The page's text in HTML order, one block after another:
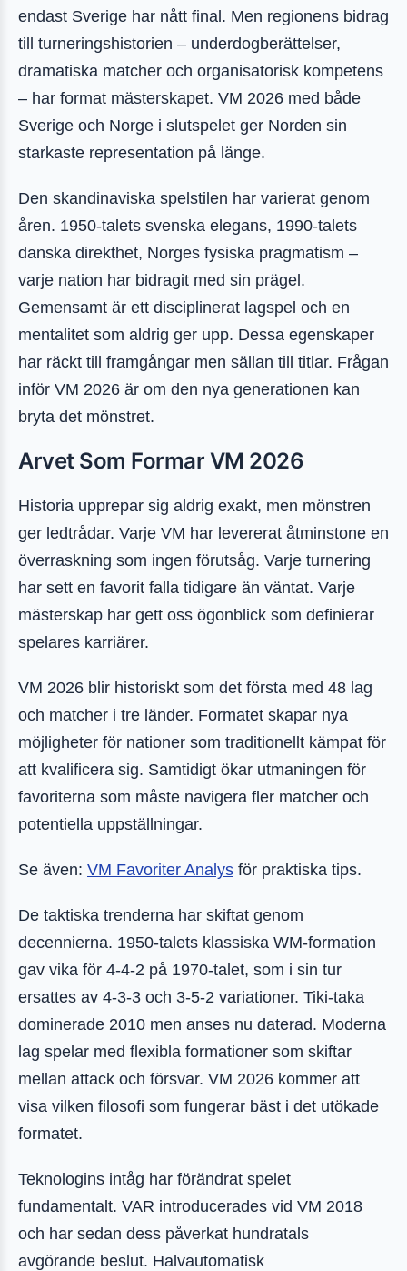
endast Sverige har nått final. Men regionens bidrag
till turneringshistorien – underdogberättelser,
dramatiska matcher och organisatorisk kompetens
– har format mästerskapet. VM 2026 med både
Sverige och Norge i slutspelet ger Norden sin
starkaste representation på länge.
Den skandinaviska spelstilen har varierat genom
åren. 1950-talets svenska elegans, 1990-talets
danska direkthet, Norges fysiska pragmatism –
varje nation har bidragit med sin prägel.
Gemensamt är ett disciplinerat lagspel och en
mentalitet som aldrig ger upp. Dessa egenskaper
har räckt till framgångar men sällan till titlar. Frågan
inför VM 2026 är om den nya generationen kan
bryta det mönstret.
Arvet Som Formar VM 2026
Historia upprepar sig aldrig exakt, men mönstren
ger ledtrådar. Varje VM har levererat åtminstone en
överraskning som ingen förutsåg. Varje turnering
har sett en favorit falla tidigare än väntat. Varje
mästerskap har gett oss ögonblick som definierar
spelares karriärer.
VM 2026 blir historiskt som det första med 48 lag
och matcher i tre länder. Formatet skapar nya
möjligheter för nationer som traditionellt kämpat för
att kvalificera sig. Samtidigt ökar utmaningen för
favoriterna som måste navigera fler matcher och
potentiella uppställningar.
Se även: VM Favoriter Analys för praktiska tips.
De taktiska trenderna har skiftat genom
decennierna. 1950-talets klassiska WM-formation
gav vika för 4-4-2 på 1970-talet, som i sin tur
ersattes av 4-3-3 och 3-5-2 variationer. Tiki-taka
dominerade 2010 men anses nu daterad. Moderna
lag spelar med flexibla formationer som skiftar
mellan attack och försvar. VM 2026 kommer att
visa vilken filosofi som fungerar bäst i det utökade
formatet.
Teknologins intåg har förändrat spelet
fundamentalt. VAR introducerades vid VM 2018
och har sedan dess påverkat hundratals
avgörande beslut. Halvautomatisk